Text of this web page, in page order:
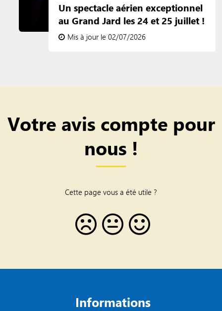
Un spectacle aérien exceptionnel
au Grand Jard les 24 et 25 juillet !
Mis à jour le 02/07/2026
Votre avis compte pour
nous !
Cette page vous a été utile ?
Informations